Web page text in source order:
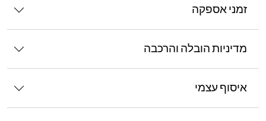
זמני אספקה
מדיניות הובלה והרכבה
איסוף עצמי